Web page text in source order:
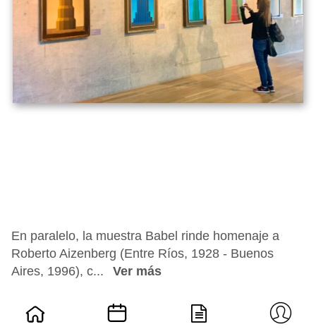
En paralelo, la muestra Babel rinde homenaje a
Roberto Aizenberg (Entre Ríos, 1928 - Buenos
Aires, 1996), c...
Ver más